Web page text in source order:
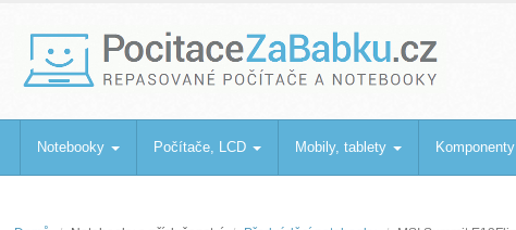
PocitaceZaBabku.cz
Repasované počítače a notebooky
Notebooky Počítače, LCD Mobily, tablety Komponenty